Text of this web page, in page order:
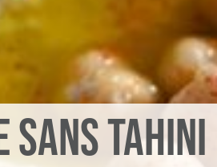
sans tahini